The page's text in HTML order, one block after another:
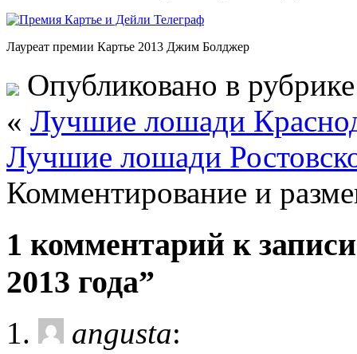
Лауреат премии Картье 2013 Джим Болджер
Опубликовано в
« Лучшие лошади
Лучшие лошади
Комментирование и
1 комментарий к
2013 года”
angusta: